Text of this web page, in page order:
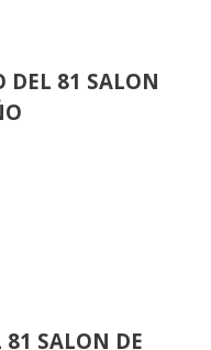
DEL 81 SALON
SALON DE